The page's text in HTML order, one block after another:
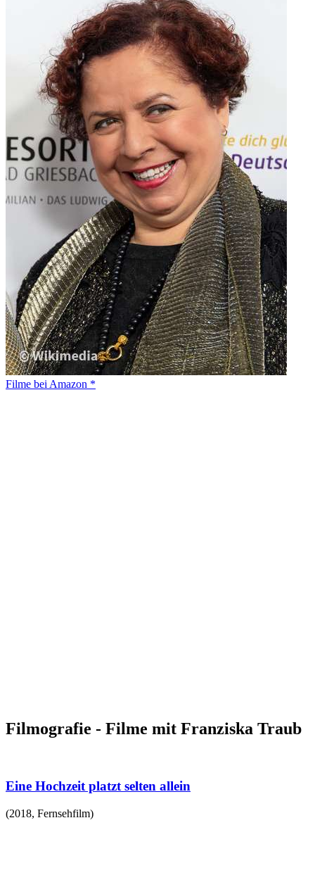
Filme bei Amazon *
Filmografie - Filme mit Franziska Traub
Eine Hochzeit platzt selten allein
(2018, Fernsehfilm)